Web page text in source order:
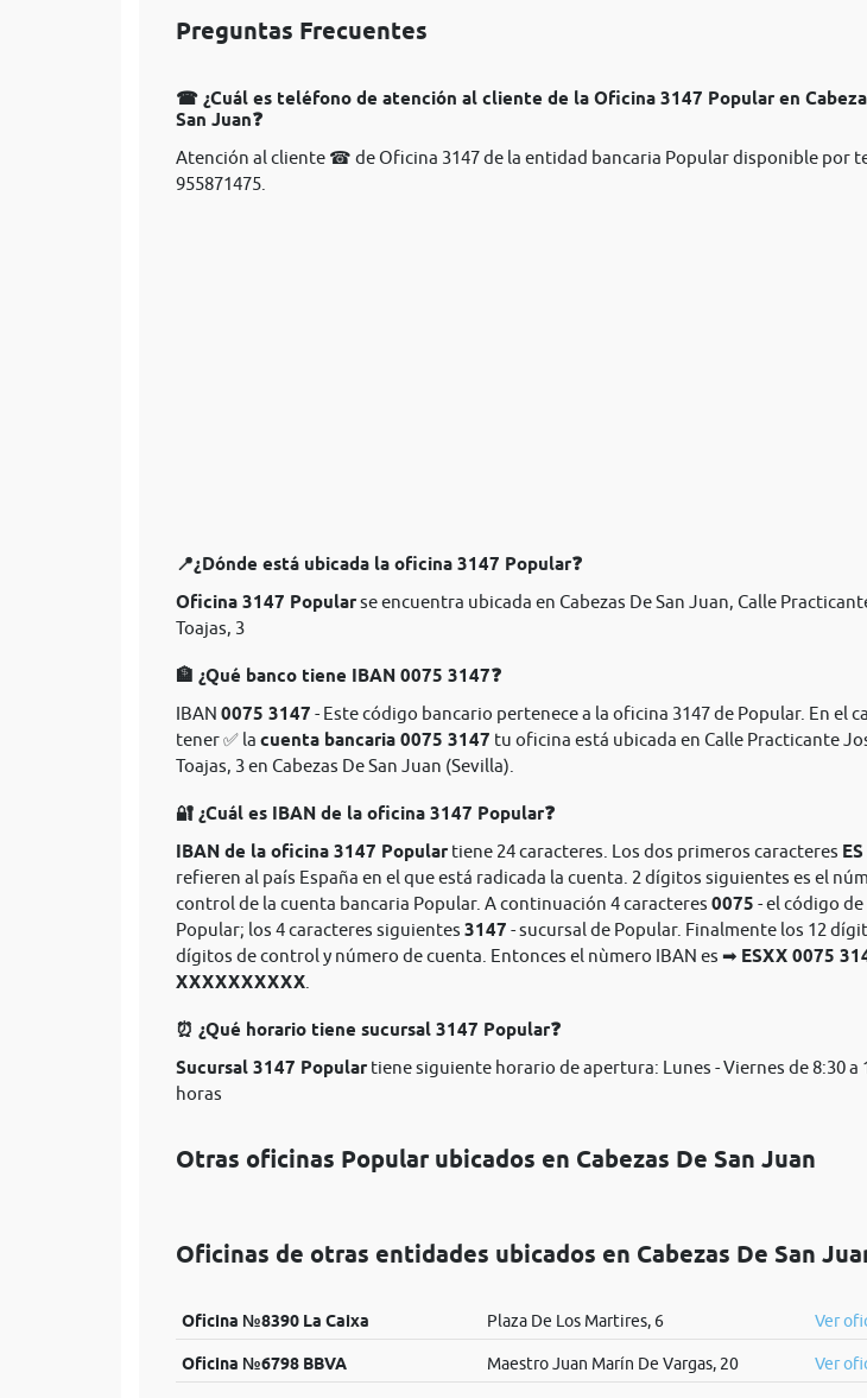
Preguntas Frecuentes
☎ ¿Cuál es teléfono de atención al cliente de la Oficina 3147 Popular en
San Juan❓
Atención al cliente ☎ de Oficina 3147 de la entidad bancaria Popular disponible por
955871475.
📍¿Dónde está ubicada la oficina 3147 Popular❓
Oficina 3147 Popularse encuentra ubicada en Cabezas De San Juan, Calle
Toajas, 3
🏦 ¿Qué banco tiene IBAN 0075 3147❓
IBAN 0075 3147 - Este código bancario pertenece a la oficina 3147 de Popular. En el
tener ✅ la cuenta bancaria 0075 3147 tu oficina está ubicada en Calle Practicante
Toajas, 3 en Cabezas De San Juan (Sevilla).
🔐 ¿Cuál es IBAN de la oficina 3147 Popular❓
IBAN de la oficina 3147 Popular tiene 24 caracteres. Los dos primeros caracteres ES
refieren al país España en el que está radicada la cuenta. 2 dígitos siguientes es el
control de la cuenta bancaria Popular. A continuación 4 caracteres 0075 - el código
Popular; los 4 caracteres siguientes 3147 - sucursal de Popular. Finalmente los 12
dígitos de control y número de cuenta. Entonces el nùmero IBAN es ➡ ESXX 0075
XXXXXXXXXX
⏰ ¿Qué horario tiene sucursal 3147 Popular❓
Sucursal 3147 Popular tiene siguiente horario de apertura: Lunes - Viernes de 8:30 a
horas
Otras oficinas Popular ubicados en Cabezas De San Juan
Oficinas de otras entidades ubicados en Cabezas De San
Oficina №8390 La Caixa Plaza De Los Martires, 6 Ver
Oficina №6798 BBVA Maestro Juan Marín De Vargas, 20 Ver